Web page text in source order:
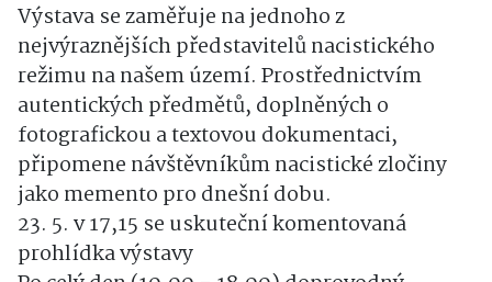
Výstava se zaměřuje na jednoho z
nejvýraznějších představitelů nacistického
režimu na našem území. Prostřednictvím
autentických předmětů, doplněných o
fotografickou a textovou dokumentaci,
připomene návštěvníkům nacistické zločiny
jako memento pro dnešní dobu.
23. 5. v 17,15 se uskuteční komentovaná
prohlídka výstavy